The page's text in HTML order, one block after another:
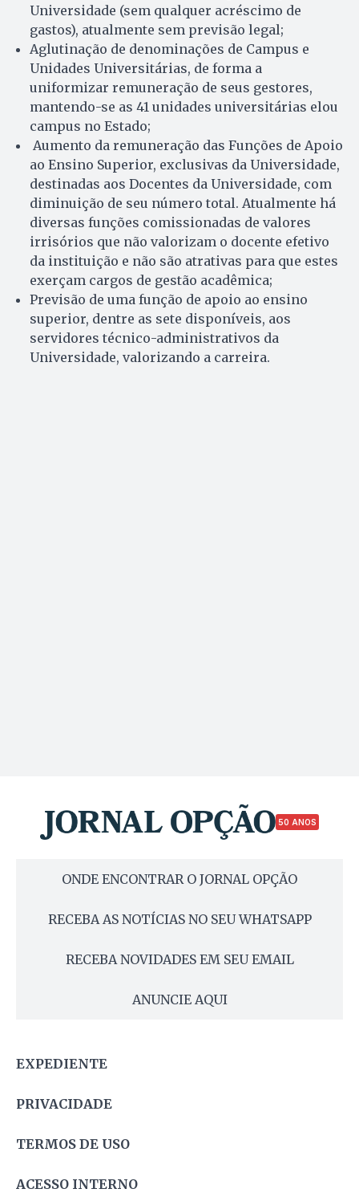
Universidade (sem qualquer acréscimo de
gastos), atualmente sem previsão legal;
Aglutinação de denominações de Campus e
Unidades Universitárias, de forma a
uniformizar remuneração de seus gestores,
mantendo-se as 41 unidades universitárias elou
campus no Estado;
Aumento da remuneração das Funções de Apoio
ao Ensino Superior, exclusivas da Universidade,
destinadas aos Docentes da Universidade, com
diminuição de seu número total. Atualmente há
diversas funções comissionadas de valores
irrisórios que não valorizam o docente efetivo
da instituição e não são atrativas para que estes
exerçam cargos de gestão acadêmica;
Previsão de uma função de apoio ao ensino
superior, dentre as sete disponíveis, aos
servidores técnico-administrativos da
Universidade, valorizando a carreira.
50 ANOS
ONDE ENCONTRAR O JORNAL OPÇÃO
RECEBA AS NOTÍCIAS NO SEU WHATSAPP
RECEBA NOVIDADES EM SEU EMAIL
ANUNCIE AQUI
EXPEDIENTE
PRIVACIDADE
TERMOS DE USO
ACESSO INTERNO